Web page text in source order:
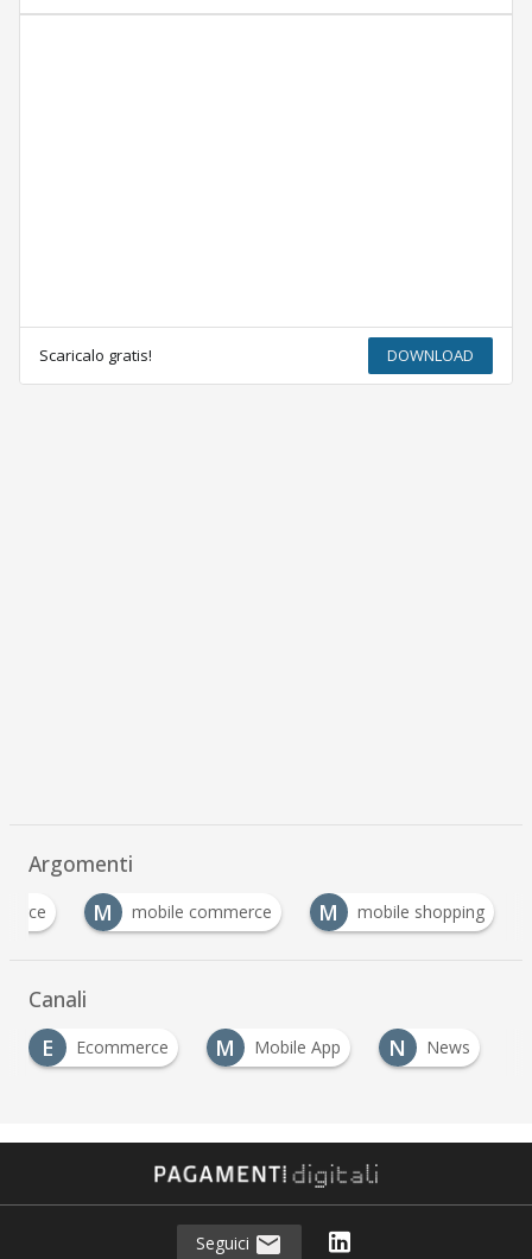
Scaricalo gratis! DOWNLOAD
Argomenti
M mobile commerce M
mobile shopping
Canali
E
Ecommerce M Mobile App N
News
Seguici